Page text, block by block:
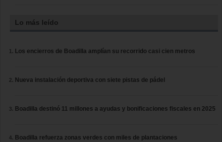
Lo más leído
Los encierros de Boadilla amplían su recorrido casi cien metros
Nueva instalación deportiva con siete pistas de pádel
Boadilla destinó 11 millones a ayudas y bonificaciones fiscales en 2025
Boadilla refuerza zonas verdes con miles de plantaciones